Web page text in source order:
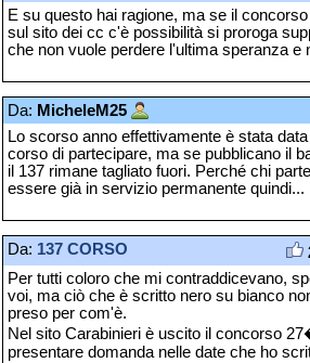
E su questo hai ragione, ma se il
sul sito dei cc c'è possibilità si proroga
che non vuole perdere l'ultima speranza e
Da: MicheleM25
Lo scorso anno effettivamente è stata
corso di partecipare, ma se pubblicano il
il 137 rimane tagliato fuori. Perché chi
essere già in servizio permanente quindi...
Da: 137 CORSO
Per tutti coloro che mi contraddicevano,
voi, ma ciò che è scritto nero su bianco
preso per com'è.
Nel sito Carabinieri è uscito il concorso
presentare domanda nelle date che ho